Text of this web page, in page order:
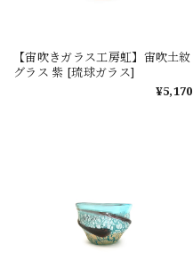
【宙吹きガラス工房虹】宙吹土紋
グラス 紫 [琉球ガラス]
¥5,170